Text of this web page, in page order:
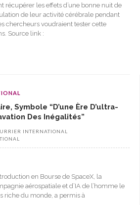
récupérer les effets d’une bonne nuit de
de leur activité cérébrale pendant
chercheurs voudraient tester cette
Source link :
Symbole “d’une Ère D’ultra-
Des Inégalités”
INTERNATIONAL
en Bourse de SpaceX, la
aérospatiale et d’IA de l’homme le
riche du monde, a permis à